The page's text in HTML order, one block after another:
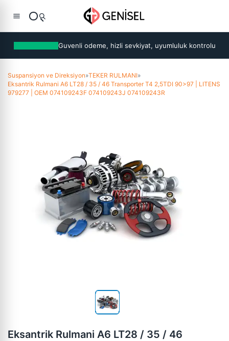
Guvenli odeme, hizli sevkiyat, uyumluluk kontrolu
Suspansiyon ve Direksiyon»TEKER RULMANI»
Eksantrik Rulmani A6 LT28 / 35 / 46 Transporter T4 2,5TDI 90>97 | LITENS
979277 | OEM 074109243F 074109243J 074109243R
Eksantrik Rulmani A6 LT28 / 35 / 46